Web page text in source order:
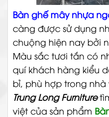
Bàn ghế mây nhựa
càng được sử dụng
chuộng hiện nay bởi
Màu sắc tươi tắn có
quí khách hàng kiểu
bỉ, phù hợp trong
Trung Long Furniture
việt của sản phẩm